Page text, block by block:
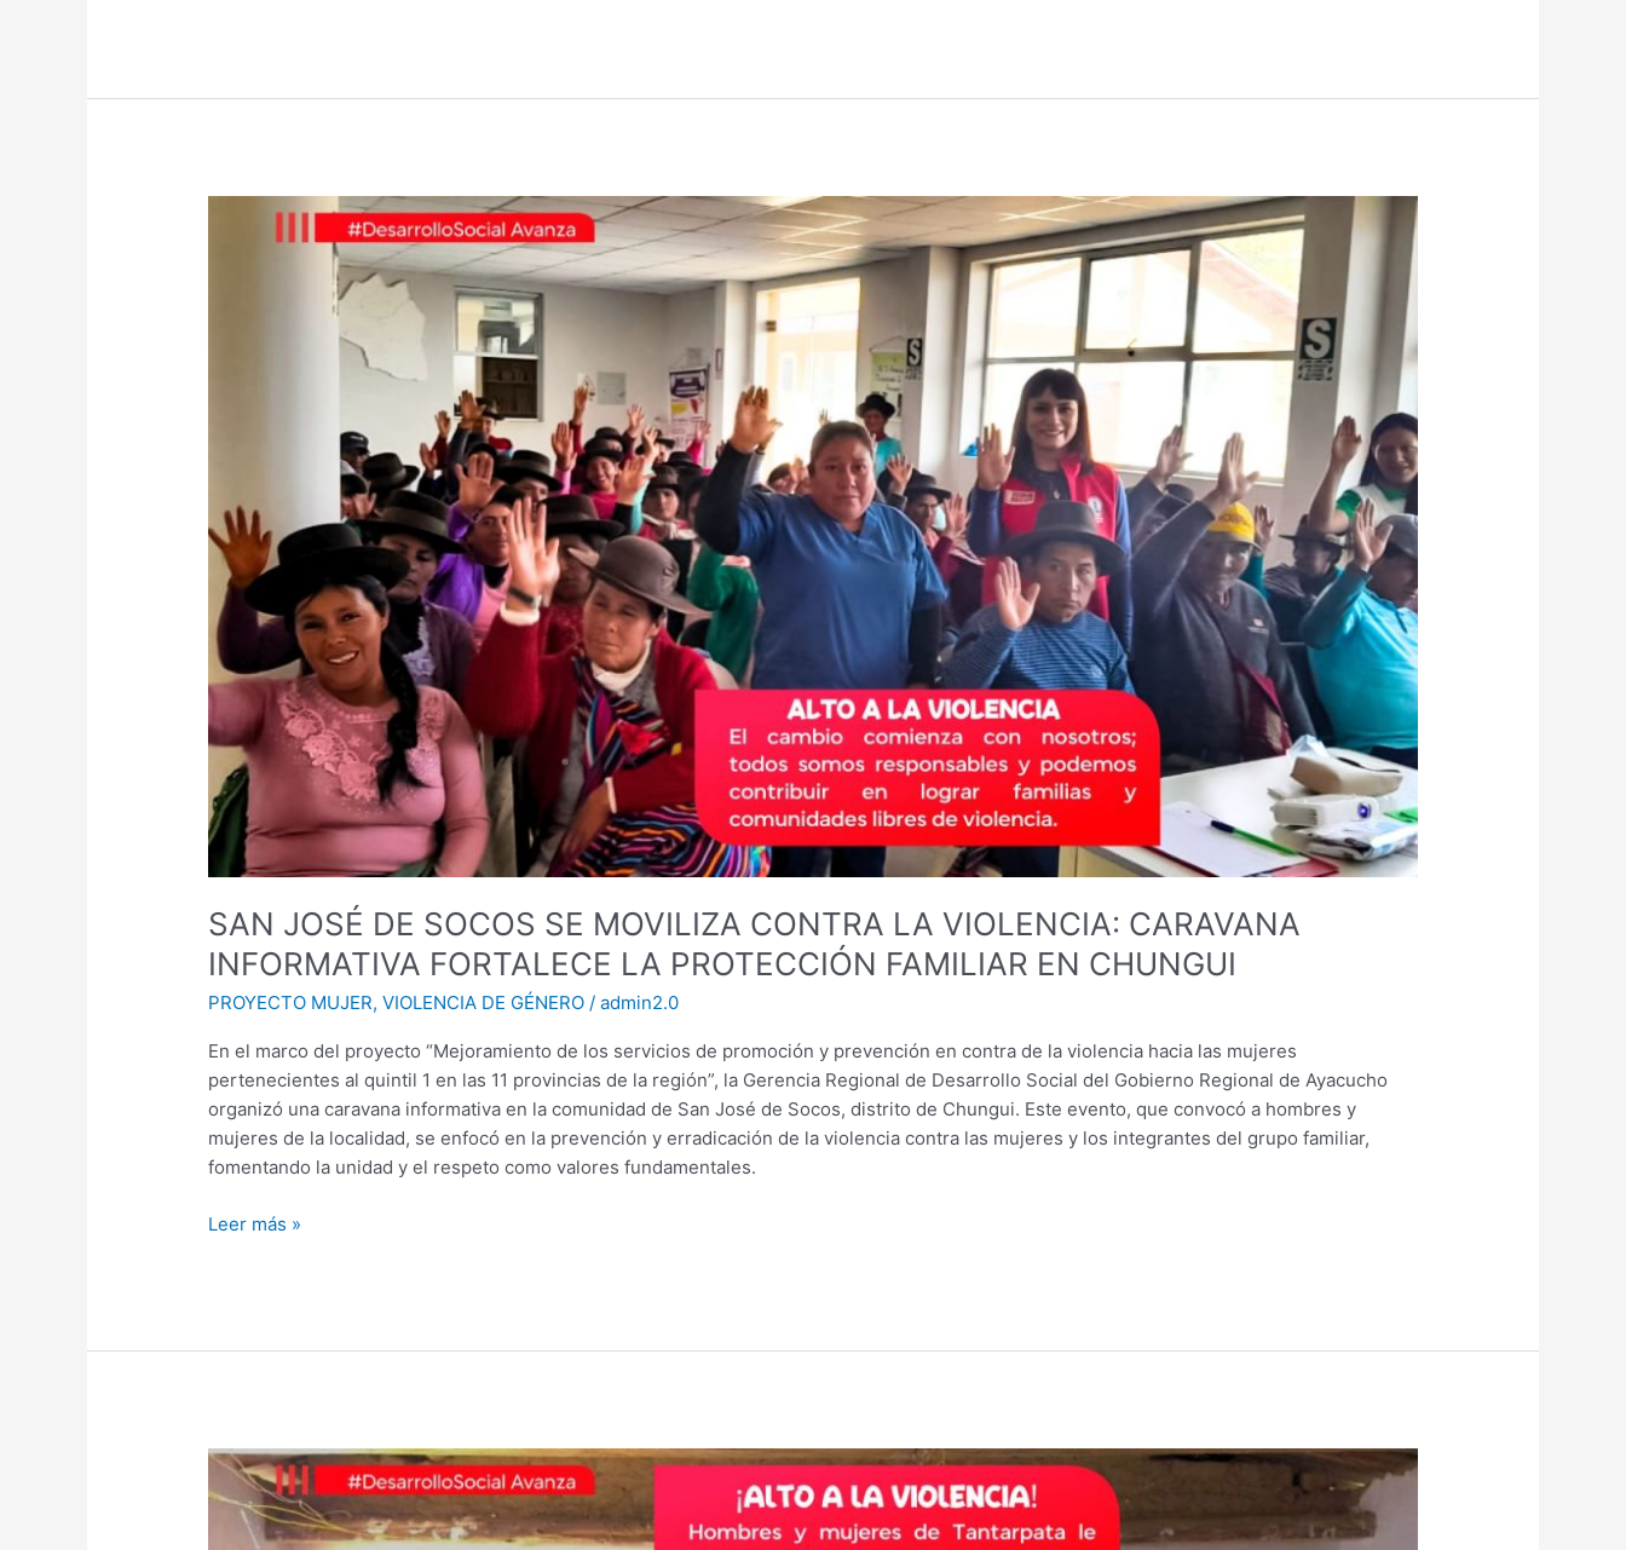
SAN JOSÉ DE SOCOS SE MOVILIZA CONTRA LA VIOLENCIA: CARAVANA
INFORMATIVA FORTALECE LA PROTECCIÓN FAMILIAR EN CHUNGUI
PROYECTO MUJER,VIOLENCIA DE GÉNERO /admin2.0
En el marco del proyecto “Mejoramiento de los servicios de promoción y prevención en contra de la violencia hacia las mujeres
pertenecientes al quintil 1 en las 11 provincias de la región”, la Gerencia Regional de Desarrollo Social del Gobierno Regional de Ayacucho
organizó una caravana informativa en la comunidad de San José de Socos, distrito de Chungui. Este evento, que convocó a hombres y
mujeres de la localidad, se enfocó en la prevención y erradicación de la violencia contra las mujeres y los integrantes del grupo familiar,
fomentando la unidad y el respeto como valores fundamentales.
INFORMATIVA
FORTALECE
LA
PROTECCIÓN
FAMILIAR
EN
CHUNGUI
Leer más »
TANTARPATA
SE
UNE